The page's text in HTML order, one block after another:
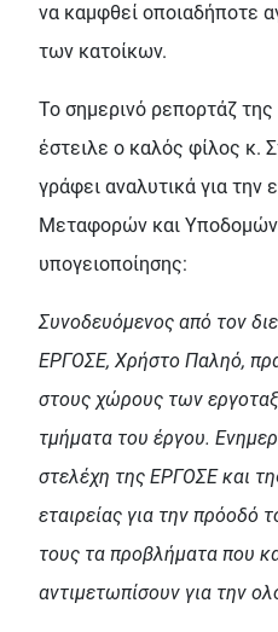
να καμφθεί οποιαδήποτε
των κατοίκων.
Το σημερινό ρεπορτάζ
έστειλε ο καλός φίλος κ.
γράφει αναλυτικά για
Μεταφορών και Υποδομών
υπογειοποίησης:
Συνοδευόμενος από τον
ΕΡΓΟΣΕ, Χρήστο Παληό,
στους χώρους των
τμήματα του έργου.
στελέχη της ΕΡΓΟΣΕ και
εταιρείας για την πρόοδό
τους τα προβλήματα που
αντιμετωπίσουν για την